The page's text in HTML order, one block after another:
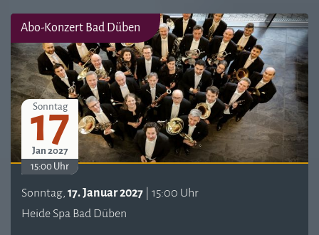
Abo-Konzert Bad Düben
Sonntag
17
Jan 2027
15:00 Uhr
Sonntag, 17. Januar 2027 | 15:00 Uhr
Heide Spa Bad Düben